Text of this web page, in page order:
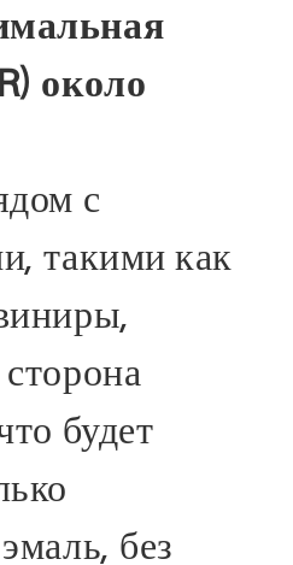
около
с
такими как
будет
без